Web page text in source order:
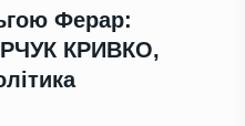
Ферар:
КРИВКО,